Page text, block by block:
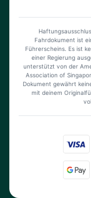
Fahrdokument ist
Führerscheins. Es ist
einer Regierung
unterstützt von der
Association of
Dokument gewährt
mit deinem